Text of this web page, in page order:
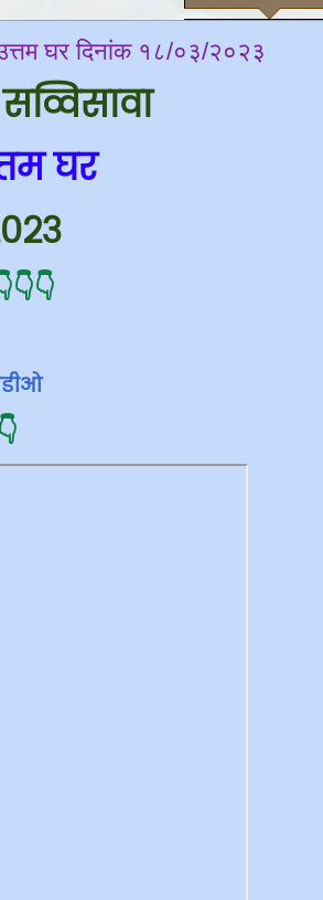
उत्तम घर दिनांक १८/०३/२०२३
घर